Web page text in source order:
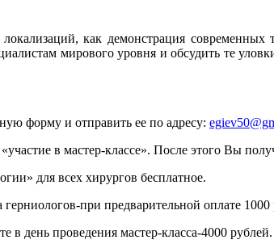
как демонстрация современных
мирового уровня и обсудить те
форму и отправить ее по адресу:
в мастер-классе». После этого Вы
для всех хирургов бесплатное.
при предварительной оплате
в день проведения мастер-класса-4000 рублей.